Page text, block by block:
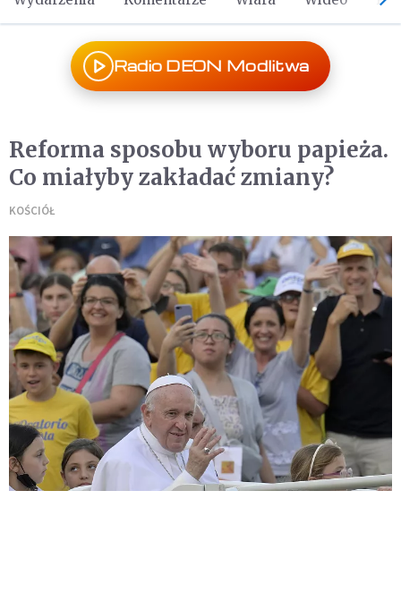
Radio DEON Modlitwa
Reforma sposobu wyboru papieża.
Co miałyby zakładać zmiany?
KOŚCIÓŁ